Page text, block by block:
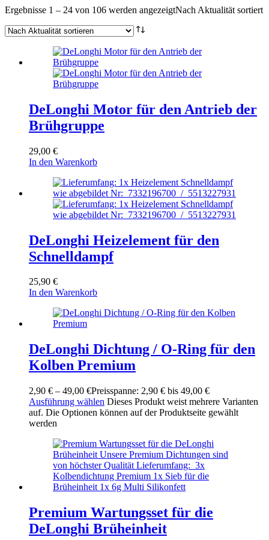
Ergebnisse 1 – 24 von 106 werden angezeigtNach Aktualität sortiert
DeLonghi Motor für den Antrieb der
Brühgruppe
29,00 €
In den Warenkorb
DeLonghi Heizelement für den
Schnelldampf
25,90 €
In den Warenkorb
DeLonghi Dichtung / O-Ring für den
Kolben Premium
2,90 € – 49,00 €Preisspanne: 2,90 € bis 49,00 €
Ausführung wählen Dieses Produkt weist mehrere Varianten
auf. Die Optionen können auf der Produktseite gewählt
werden
Premium Wartungsset für die
DeLonghi Brüheinheit